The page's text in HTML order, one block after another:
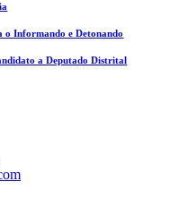
Informando e Detonando
a Deputado Distrital